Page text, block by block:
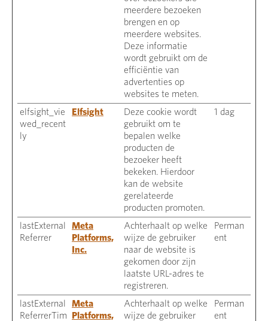
meerdere bezoeken
brengen en op
meerdere websites.
Deze informatie
wordt gebruikt om de
efficiëntie van
advertenties op
websites te meten.
elfsight_vie
wed_recent
ly
Elfsight
Deze cookie wordt
gebruikt om te
bepalen welke
producten de
bezoeker heeft
bekeken. Hierdoor
kan de website
gerelateerde
producten promoten.
1 dag
lastExternal
Referrer
Meta
Platforms,
Inc.
Achterhaalt op welke
wijze de gebruiker
naar de website is
gekomen door zijn
laatste URL-adres te
registreren.
Perman
ent
lastExternal
ReferrerTim
Meta
Platforms,
Achterhaalt op welke
wijze de gebruiker
Perman
ent